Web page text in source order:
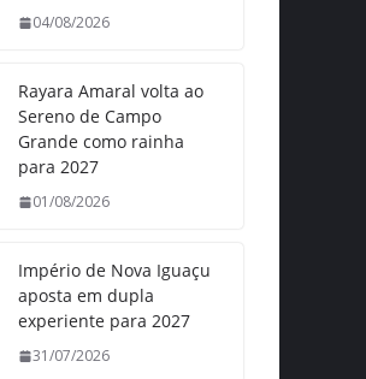
04/08/2026
Rayara Amaral volta ao
Sereno de Campo
Grande como rainha
para 2027
01/08/2026
Império de Nova Iguaçu
aposta em dupla
experiente para 2027
31/07/2026